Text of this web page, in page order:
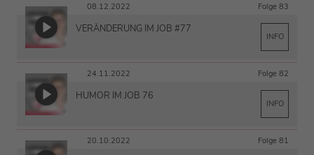
08.12.2022 Folge 83
VERÄNDERUNG IM JOB #77
INFO
24.11.2022 Folge 82
HUMOR IM JOB 76
INFO
20.10.2022 Folge 81